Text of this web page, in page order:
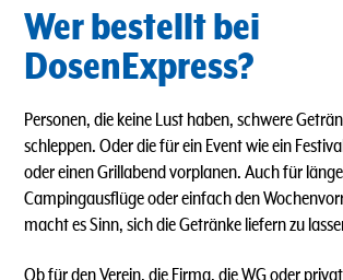
Wer bestellt bei
DosenExpress?
Personen, die keine Lust haben, schwere
schleppen. Oder die für ein Event wie ein
oder einen Grillabend vorplanen. Auch für
Campingausflüge oder einfach den
macht es Sinn, sich die Getränke liefern zu